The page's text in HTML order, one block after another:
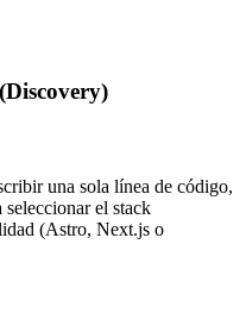
(Discovery)
una sola línea de código,
el stack
(Astro, Next.js o